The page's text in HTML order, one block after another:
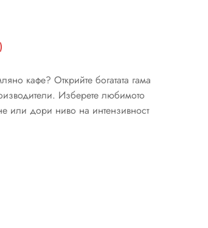
е:
95,23 €
(186.25
кафе? Открийте богатата гама
Изберете любимото
или дори ниво на интензивност